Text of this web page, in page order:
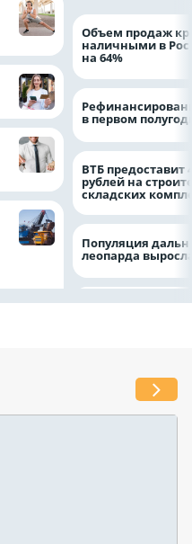
Объем продаж
наличными в
на 64%
в первом
ВТБ предоставит
рублей на
складских
Популяция
леопарда